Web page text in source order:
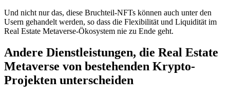
Und nicht nur das, diese Bruchteil-NFTs können auch unter den
Usern gehandelt werden, so dass die Flexibilität und Liquidität im
Real Estate Metaverse-Ökosystem nie zu Ende geht.
Andere Dienstleistungen, die Real Estate
Metaverse von bestehenden Krypto-
Projekten unterscheiden